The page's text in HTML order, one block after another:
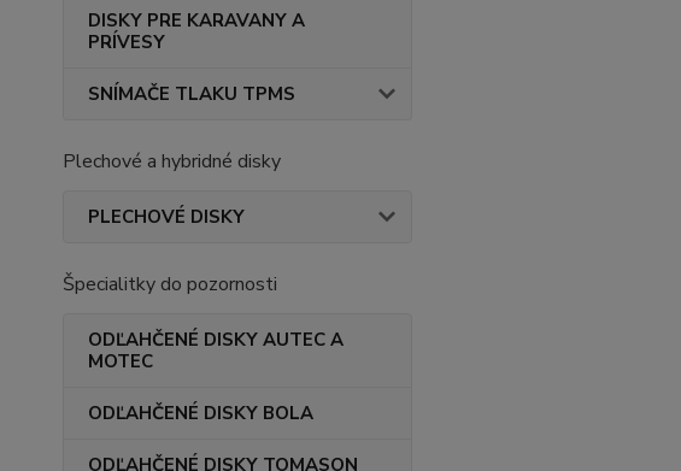
DISKY PRE KARAVANY A
PRÍVESY
SNÍMAČE TLAKU TPMS
Plechové a hybridné disky
PLECHOVÉ DISKY
Špecialitky do pozornosti
ODĽAHČENÉ DISKY AUTEC A
MOTEC
ODĽAHČENÉ DISKY BOLA
ODĽAHČENÉ DISKY TOMASON